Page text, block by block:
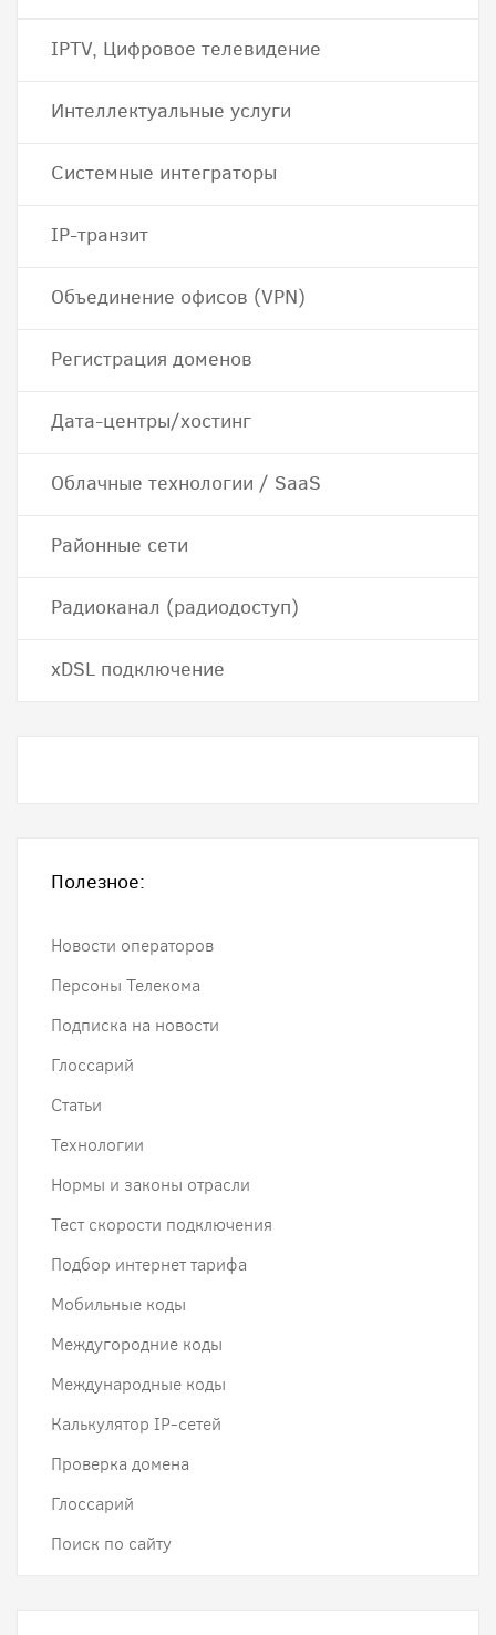
IPTV, Цифровое телевидение
Интеллектуальные услуги
Системные интеграторы
IP-транзит
Объединение офисов (VPN)
Регистрация доменов
Дата-центры/хостинг
Облачные технологии / SaaS
Районные сети
Радиоканал (радиодоступ)
хDSL подключение
Полезное:
Новости операторов
Персоны Телекома
Подписка на новости
Глоссарий
Статьи
Технологии
Нормы и законы отрасли
Тест скорости подключения
Подбор интернет тарифа
Мобильные коды
Междугородние коды
Международные коды
Калькулятор IP-сетей
Проверка домена
Глоссарий
Поиск по сайту